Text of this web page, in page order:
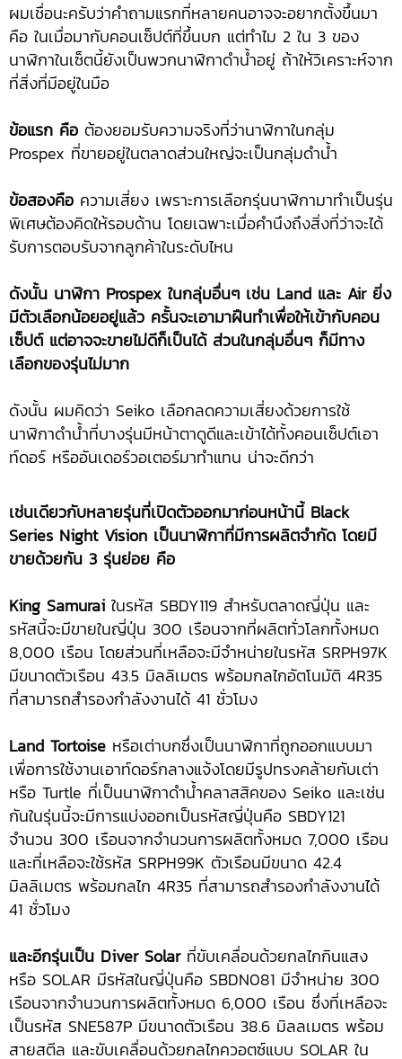
ผมเชื่อนะครับว่าคำถามแรกที่หลายคนอาจจะอยากตั้งขึ้นมา
คือ ในเมื่อมากับคอนเซ็ปต์ที่ขึ้นบก แต่ทำไม 2 ใน 3 ของ
นาฬิกาในเซ็ตนี้ยังเป็นพวกนาฬิกาดำน้ำอยู่ ถ้าให้วิเคราะห์จาก
ที่สิ่งที่มีอยู่ในมือ
ข้อแรก คือ ต้องยอมรับความจริงที่ว่านาฬิกาในกลุ่ม
Prospex ที่ขายอยู่ในตลาดส่วนใหญ่จะเป็นกลุ่มดำน้ำ
ข้อสองคือ ความเสี่ยง เพราะการเลือกรุ่นนาฬิกามาทำเป็นรุ่น
พิเศษต้องคิดให้รอบด้าน โดยเฉพาะเมื่อคำนึงถึงสิ่งที่ว่าจะได้
รับการตอบรับจากลูกค้าในระดับไหน
ดังนั้น นาฬิกา Prospex ในกลุ่มอื่นๆ เช่น Land และ Air ยิ่ง
มีตัวเลือกน้อยอยู่แล้ว ครั้นจะเอามาฝืนทำเพื่อให้เข้ากับคอน
เซ็ปต์ แต่อาจจะขายไม่ดีก็เป็นได้ ส่วนในกลุ่มอื่นๆ ก็มีทาง
เลือกของรุ่นไม่มาก
ดังนั้น ผมคิดว่า Seiko เลือกลดความเสี่ยงด้วยการใช้
นาฬิกาดำน้ำที่บางรุ่นมีหน้าตาดูดีและเข้าได้ทั้งคอนเซ็ปต์เอา
ท์ดอร์ หรืออันเดอร์วอเตอร์มาทำแทน น่าจะดีกว่า
เช่นเดียวกับหลายรุ่นที่เปิดตัวออกมาก่อนหน้านี้ Black
Series Night Vision เป็นนาฬิกาที่มีการผลิตจำกัด โดยมี
ขายด้วยกัน 3 รุ่นย่อย คือ
King Samurai ในรหัส SBDY119 สำหรับตลาดญี่ปุ่น และ
รหัสนี้จะมีขายในญี่ปุ่น 300 เรือนจากที่ผลิตทั่วโลกทั้งหมด
8,000 เรือน โดยส่วนที่เหลือจะมีจำหน่ายในรหัส SRPH97K
มีขนาดตัวเรือน 43.5 มิลลิเมตร พร้อมกลไกอัตโนมัติ 4R35
ที่สามารถสำรองกำลังงานได้ 41 ชั่วโมง
Land Tortoise หรือเต่าบกซึ่งเป็นนาฬิกาที่ถูกออกแบบมา
เพื่อการใช้งานเอาท์ดอร์กลางแจ้งโดยมีรูปทรงคล้ายกับเต่า
หรือ Turtle ที่เป็นนาฬิกาดำน้ำคลาสสิคของ Seiko และเช่น
กันในรุ่นนี้จะมีการแบ่งออกเป็นรหัสญี่ปุ่นคือ SBDY121
จำนวน 300 เรือนจากจำนวนการผลิตทั้งหมด 7,000 เรือน
และที่เหลือจะใช้รหัส SRPH99K ตัวเรือนมีขนาด 42.4
มิลลิเมตร พร้อมกลไก 4R35 ที่สามารถสำรองกำลังงานได้
41 ชั่วโมง
และอีกรุ่นเป็น Diver Solarที่ขับเคลื่อนด้วยกลไกกินแสง
หรือ SOLAR มีรหัสในญี่ปุ่นคือ SBDN081 มีจำหน่าย 300
เรือนจากจำนวนการผลิตทั้งหมด 6,000 เรือน ซึ่งที่เหลือจะ
เป็นรหัส SNE587P มีขนาดตัวเรือน 38.6 มิลลเมตร พร้อม
สายสตีล และขับเคลื่อนด้วยกลไกควอตซ์แบบ SOLAR ใน